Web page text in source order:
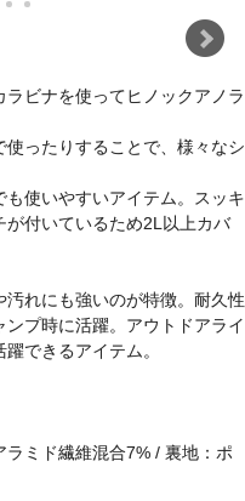
ビナを使ってヒノックアノラ
ったりすることで、様々なシ
使いやすいアイテム。スッキ
が付いているため2L以上カバ
れにも強いのが特徴。耐久性
プ時に活躍。アウトドアライ
できるアイテム。
ラミド繊維混合7% / 裏地：ポ